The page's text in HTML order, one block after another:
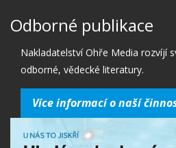
Odborné publikace
Nakladatelství Ohře Media rozvíjí
odborné, vědecké literatury.
Více informací o naší